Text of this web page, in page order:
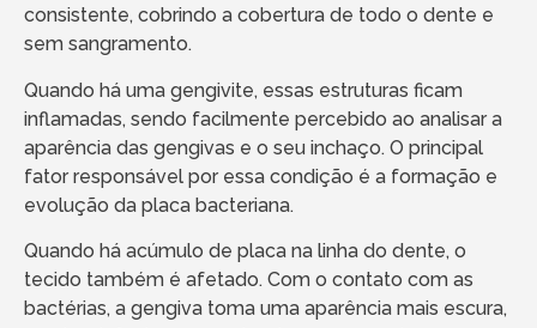
consistente, cobrindo a cobertura de todo o dente e
sem sangramento.
Quando há uma gengivite, essas estruturas ficam
inflamadas, sendo facilmente percebido ao analisar a
aparência das gengivas e o seu inchaço. O principal
fator responsável por essa condição é a formação e
evolução da placa bacteriana.
Quando há acúmulo de placa na linha do dente, o
tecido também é afetado. Com o contato com as
bactérias, a gengiva toma uma aparência mais escura,